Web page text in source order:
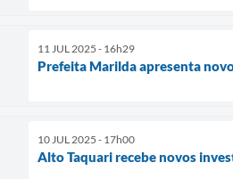
11 JUL 2025 - 16h29
Prefeita Marilda apresenta
10 JUL 2025 - 17h00
Alto Taquari recebe novos